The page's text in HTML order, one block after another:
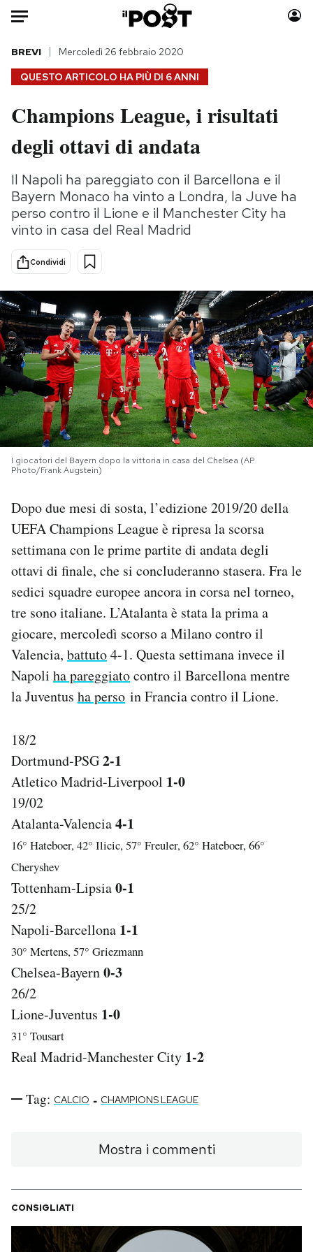
Auto
HOME
Italia
Politica
Tecnologia
Internet
Scienza
Cultura
Economia
Moda
Consumismi
Storie/Idee
Ok Boomer!
Media
Europa
PODCAST
NEWSLETTER
I MIEI PREFERITI
SHOP
CALENDARIO
AREA PERSONALE
Area Personale
Newsletter
Notifiche mobile
Regala il Post
Hai bisogno di aiuto?
Esci
QUESTO ARTICOLO HA PIÙ DI 6 ANNI
BREVI Mercoledì 26 febbraio 2020
Champions League, i risultati
degli ottavi di andata
Il Napoli ha pareggiato con il Barcellona e il
Bayern Monaco ha vinto a Londra, la Juve ha
perso contro il Lione e il Manchester City ha
vinto in casa del Real Madrid
Condividi
I giocatori del Bayern dopo la vittoria in casa del Chelsea (AP
Photo/Frank Augstein)
Dopo due mesi di sosta, l’edizione 2019/20 della
UEFA Champions League è ripresa la scorsa
settimana con le prime partite di andata degli
ottavi di finale, che si concluderanno stasera. Fra le
sedici squadre europee ancora in corsa nel torneo,
tre sono italiane. L’Atalanta è stata la prima a
giocare, mercoledì scorso a Milano contro il
Valencia, battuto4-1. Questa settimana invece il
Napoli ha pareggiatocontro il Barcellona mentre
la Juventus ha perso in Francia contro il Lione.
18/2
Dortmund-PSG2-1
Atletico Madrid-Liverpool 1-0
19/02
Atalanta-Valencia4-1
16° Hateboer, 42° Ilicic, 57° Freuler, 62° Hateboer, 66°
Cheryshev
Tottenham-Lipsia0-1
25/2
Napoli-Barcellona 1-1
30° Mertens, 57° Griezmann
Chelsea-Bayern0-3
26/2
Lione-Juventus 1-0
31° Tousart
Real Madrid-Manchester City 1-2
Tag: CALCIO - CHAMPIONS LEAGUE
Mostra i commenti
CONSIGLIATI